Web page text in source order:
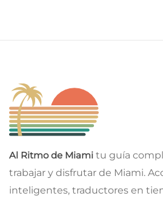
Al Ritmo de Miami tu guía
trabajar y disfrutar de Miami.
inteligentes, traductores en